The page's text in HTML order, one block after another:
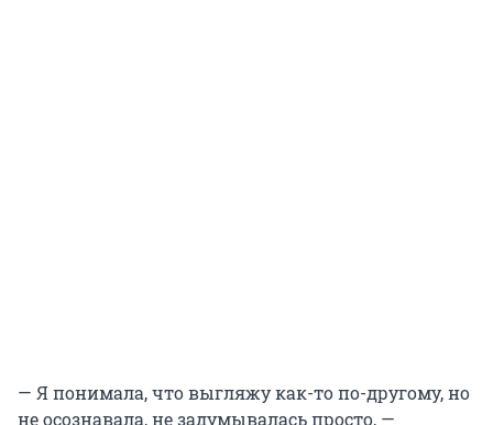
— Я понимала, что выгляжу как-то по-другому, но
не осознавала, не задумывалась просто, —